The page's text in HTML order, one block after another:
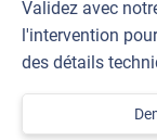
Validez avec
l'intervention
des détails